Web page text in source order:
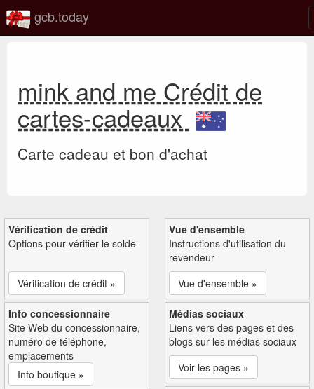
gcb.today
mink and me Crédit de
cartes-cadeaux
Carte cadeau et bon d'achat
Vérification de crédit
Options pour vérifier le solde
Vérification de crédit »
Vue d'ensemble
Instructions d'utilisation du
revendeur
Vue d'ensemble »
Info concessionnaire
Site Web du concessionnaire,
numéro de téléphone,
emplacements
Info boutique »
Médias sociaux
Liens vers des pages et des
blogs sur les médias sociaux
Voir les pages »